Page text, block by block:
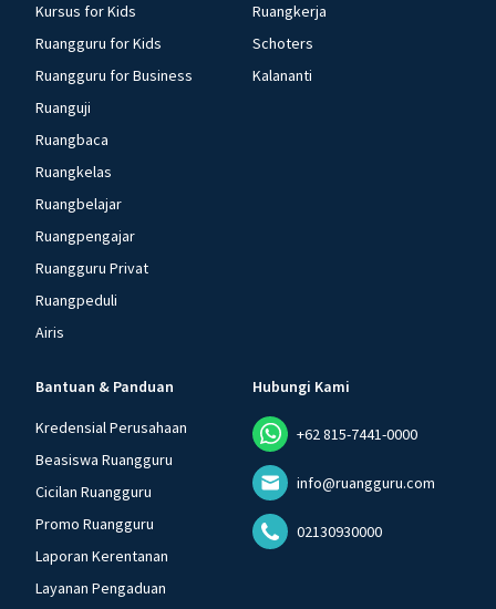
Kursus for Kids
Ruangguru for Kids
Ruangguru for Business
Ruanguji
Ruangbaca
Ruangkelas
Ruangbelajar
Ruangpengajar
Ruangguru Privat
Ruangpeduli
Airis
Ruangkerja
Schoters
Kalananti
Bantuan & Panduan
Kredensial Perusahaan
Beasiswa Ruangguru
Cicilan Ruangguru
Promo Ruangguru
Laporan Kerentanan
Layanan Pengaduan
Hubungi Kami
+62 815-7441-0000
info@ruangguru.com
02130930000